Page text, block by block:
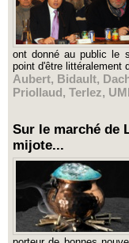
ont donné au public le
point d'être littéralement
Aubert, Bidault,
Priollaud, Terlez,
Sur le marché de
mijote...